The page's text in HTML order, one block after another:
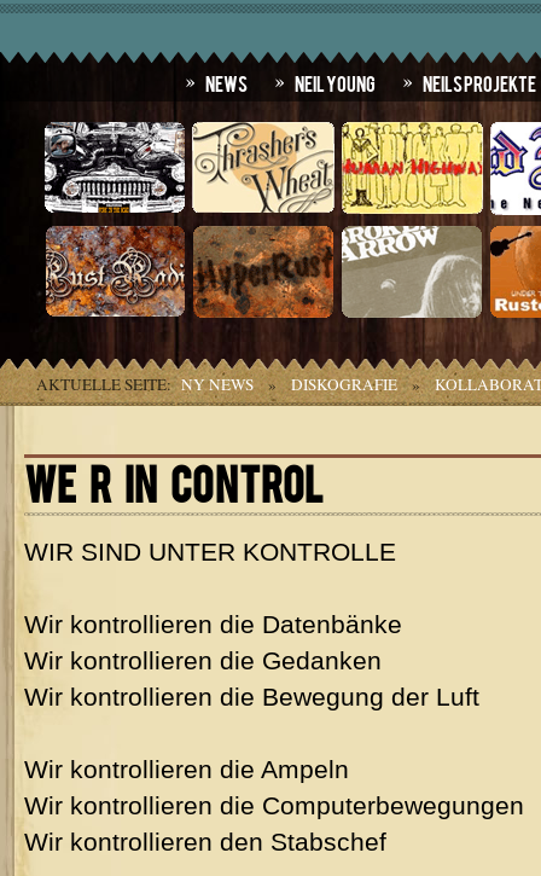
News Neil Young Neils Projekte
AKTUELLE SEITE: NY NEWS » DISKOGRAFIE »
WE R IN CONTROL
WIR SIND UNTER KONTROLLE
Wir kontrollieren die Datenbänke
Wir kontrollieren die Gedanken
Wir kontrollieren die Bewegung der Luft
Wir kontrollieren die Ampeln
Wir kontrollieren die Computerbewegungen
Wir kontrollieren den Stabschef